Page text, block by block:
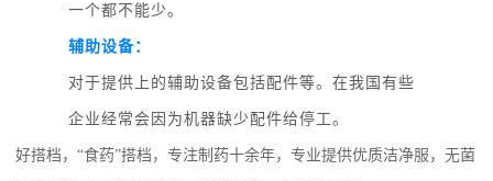
一个都不能少。
辅助设备：
对于提供上的辅助设备包括配件等。在我国有些
企业经常会因为机器缺少配件给停工。
好搭档， “食药”搭档，专注制药十余年，专业提供优质洁净服，无菌